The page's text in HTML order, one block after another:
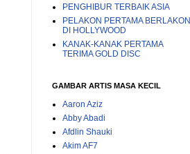
PENGHIBUR TERBAIK ASIA
PELAKON PERTAMA BERLAKON
DI HOLLYWOOD
KANAK-KANAK PERTAMA
TERIMA GOLD DISC
GAMBAR ARTIS MASA KECIL
Aaron Aziz
Abby Abadi
Afdlin Shauki
Akim AF7